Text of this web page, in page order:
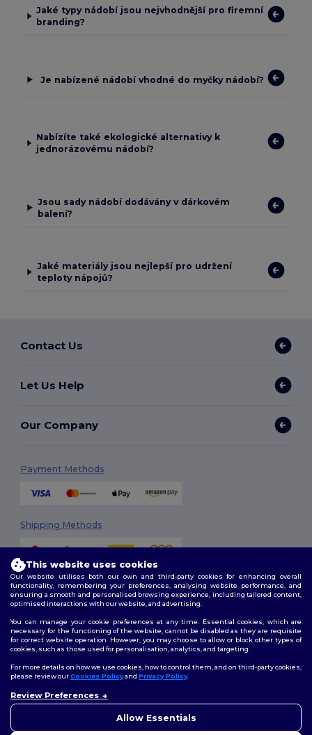
Jaké typy nádobí jsou nejvhodnější pro firemní
branding?
Je nabízené nádobí vhodné do myčky nádobí?
Nabízíte také ekologické alternativy k
jednorázovému nádobí?
Jsou sady nádobí dodávány v dárkovém
balení?
Jaké materiály jsou nejlepší pro udržení
teploty nápojů?
Contact Us
Let Us Help
Our Company
Payment Methods
Shipping Methods
2026. All Rights Reserved
Terms & Conditions| Customization Policy
Policy|Site Map
Follow Us
This website uses cookies
Our website utilises both our own and third-party cookies for enhancing overall
functionality, remembering your preferences, analysing website performance, and
ensuring a smooth and personalised browsing experience, including tailored content,
optimised interactions with our website, and advertising.
You can manage your cookie preferences at any time. Essential cookies, which are
necessary for the functioning of the website, cannot be disabled as they are requisite
for correct website operation. However, you may choose to allow or block other types of
cookies, such as those used for personalisation, analytics, and targeting.
For more details on how we use cookies, how to control them, and on third-party cookies,
please review ourCookies Policyand Privacy Policy.
Review Preferences
Allow Essentials